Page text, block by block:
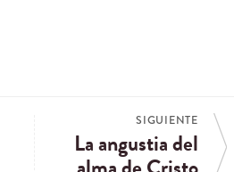
SIGUIENTE
La angustia del